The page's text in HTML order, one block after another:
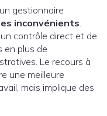
gestionnaire
inconvénients.
contrôle direct et de
en plus de
Le recours à
une meilleure
mais implique des